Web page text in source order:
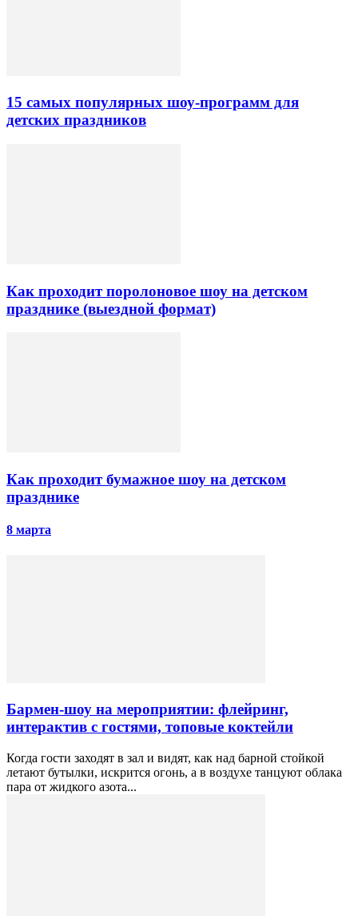
15 самых популярных шоу-программ для
детских праздников
Как проходит поролоновое шоу на детском
празднике (выездной формат)
Как проходит бумажное шоу на детском
празднике
8 марта
Бармен-шоу на мероприятии: флейринг,
интерактив с гостями, топовые коктейли
Когда гости заходят в зал и видят, как над барной стойкой
летают бутылки, искрится огонь, а в воздухе танцуют облака
пара от жидкого азота...